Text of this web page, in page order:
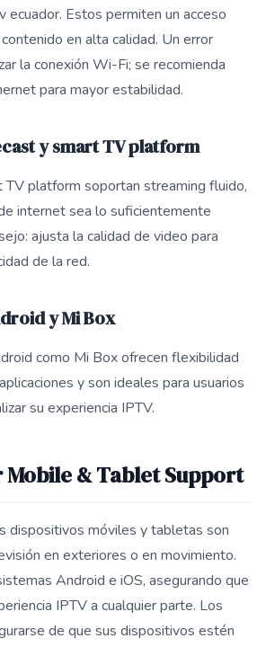
ecuador. Estos permiten un acceso
en alta calidad. Un error
la conexión Wi-Fi; se recomienda
para mayor estabilidad.
y smart TV platform
TV platform soportan streaming fluido,
internet sea lo suficientemente
ajusta la calidad de video para
de la red.
y Mi Box
como Mi Box ofrecen flexibilidad
y son ideales para usuarios
su experiencia IPTV.
& Tablet Support
dispositivos móviles y tabletas son
en exteriores o en movimiento.
Android e iOS, asegurando que
IPTV a cualquier parte. Los
de que sus dispositivos estén